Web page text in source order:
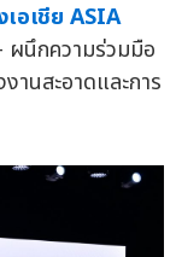
อเชีย ASIA
นึกความร่วมมือ
านสะอาดและการ